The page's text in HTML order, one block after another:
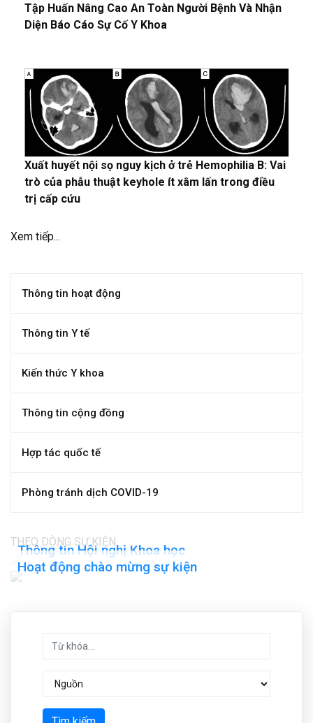
Tập Huấn Nâng Cao An Toàn Người Bệnh Và Nhận
Diện Báo Cáo Sự Cố Y Khoa
Xuất huyết nội sọ nguy kịch ở trẻ Hemophilia B: Vai
trò của phẫu thuật keyhole ít xâm lấn trong điều
trị cấp cứu
Xem tiếp...
Thông tin hoạt động
Thông tin Y tế
Kiến thức Y khoa
Thông tin cộng đồng
Hợp tác quốc tế
Phòng tránh dịch COVID-19
THEO DÒNG SỰ KIỆN
Thông tin Hội nghị Khoa học
Hoạt động chào mừng sự kiện